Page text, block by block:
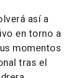
así a
en torno a
momentos
tras el